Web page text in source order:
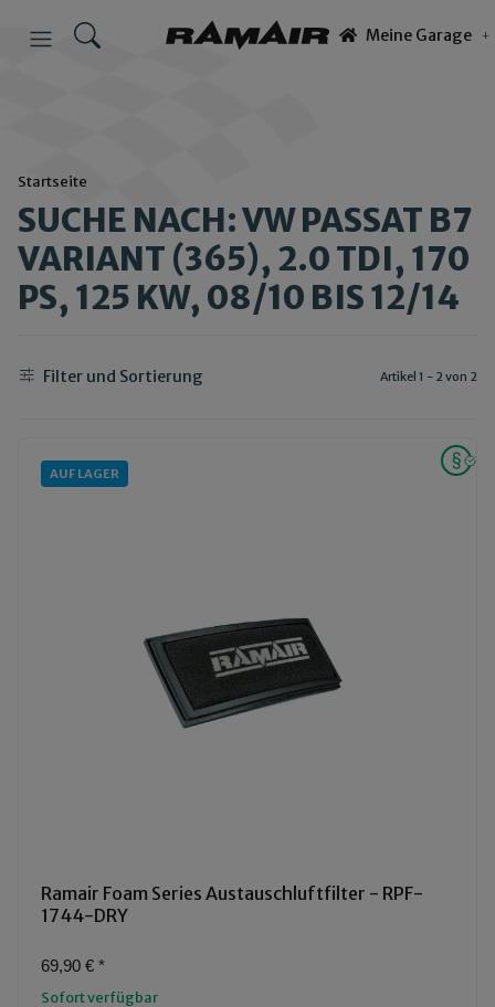
Meine Garage
Startseite
SUCHE NACH: VW PASSAT B7
VARIANT (365), 2.0 TDI, 170
PS, 125 KW, 08/10 BIS 12/14
Filter und Sortierung Artikel 1 - 2 von 2
AUF LAGER
Ramair Foam Series Austauschluftfilter - RPF-
1744-DRY
69,90 € *
Sofort verfügbar